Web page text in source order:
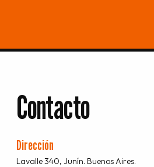
Contacto
Dirección
Lavalle 340, Junín. Buenos Aires.